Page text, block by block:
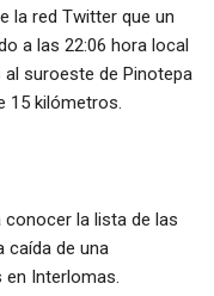
la red Twitter que un
a las 22:06 hora local
al suroeste de Pinotepa
15 kilómetros.
conocer la lista de las
caída de una
Interlomas.